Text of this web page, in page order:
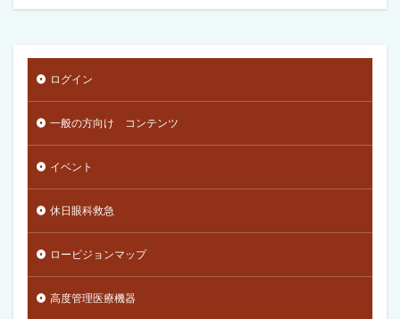
ログイン
一般の方向け コンテンツ
イベント
休日眼科救急
ロービジョンマップ
高度管理医療機器